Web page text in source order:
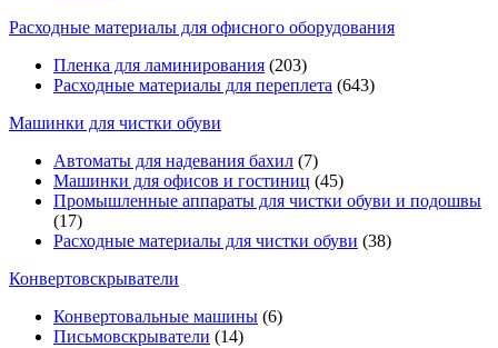
Расходные материалы для офисного оборудования
Пленка для ламинирования (203)
Расходные материалы для переплета (643)
Машинки для чистки обуви
Автоматы для надевания бахил (7)
Машинки для офисов и гостиниц (45)
Промышленные аппараты для чистки обуви и подошвы
(17)
Расходные материалы для чистки обуви (38)
Конвертовскрыватели
Конвертовальные машины (6)
Письмовскрыватели (14)